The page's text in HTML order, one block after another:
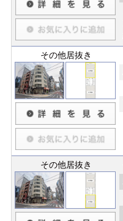
その他居抜き
その他居抜き